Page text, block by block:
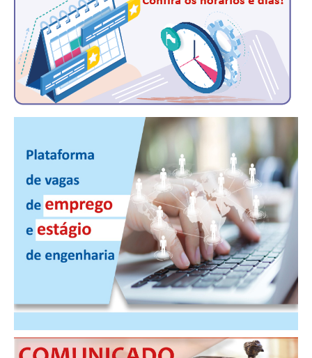
FOTOS
PUBLICAÇÕES
PUBLICIDADE
MANUAL DE REDAÇÃO
CONTATO
CADASTRO
ASSOCIE-SE
ATUALIZAÇÃO CADASTRAL